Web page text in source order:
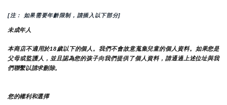
[注： 如果需要年齡限制，請插入以下部分]
未成年人
本商店不適用於18歲以下的個人。我們不會故意蒐集兒童的個人資料。如果您是
父母或監護人，並且認為您的孩子向我們提供了個人資料，請通過上述位址與我
們聯繫以請求刪除。
您的權利和選擇